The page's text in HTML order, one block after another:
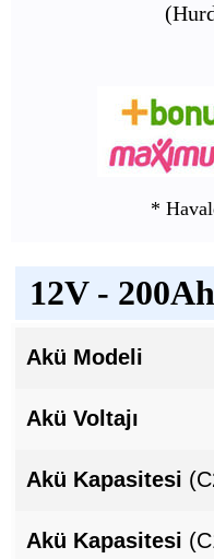
*
12V -
Akü Modeli
Akü Voltajı
Akü Kapasitesi
Akü Kapasitesi